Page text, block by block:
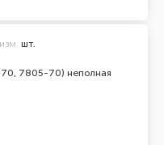
7805-70) неполная
шт.